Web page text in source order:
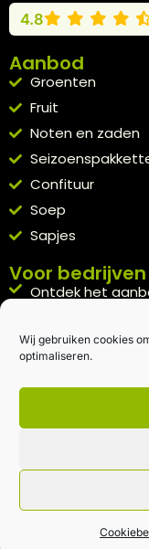
Wij gebruiken cookies
optimaliseren.
4.8
Aanbod
Groenten
Fruit
Noten en zaden
Confituur
Soep
Sapjes
Voor bedrijven
Ontdek het
Blijft op de
Rechtstreeks van
Inschrijven
Algemene